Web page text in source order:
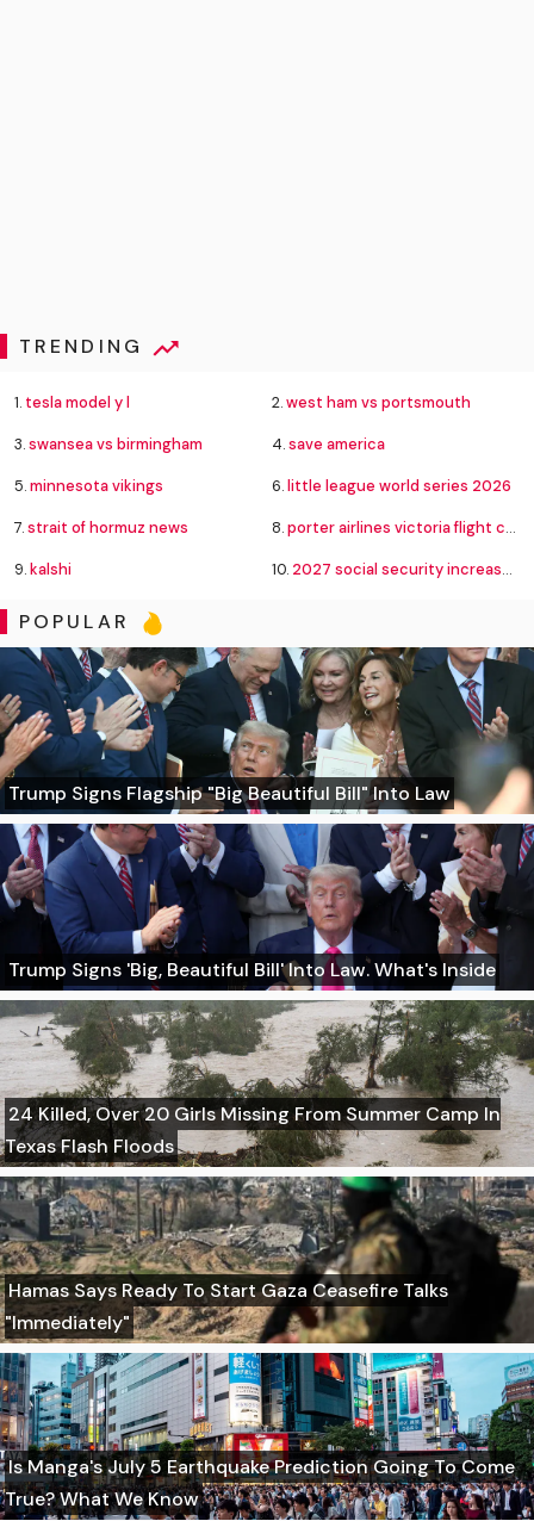
TRENDING
1. tesla model y l 2.west ham vs portsmouth
3.swansea vs birmingham 4.save america
5.minnesota vikings 6.little league world series 2026
7.strait of hormuz news 8.porter airlines victoria flight cancelled
9.kalshi 10. 2027 social security increase forecast
POPULAR
Trump Signs Flagship "Big Beautiful Bill" Into Law
Trump Signs 'Big, Beautiful Bill' Into Law. What's Inside
24 Killed, Over 20 Girls Missing From Summer Camp In
Texas Flash Floods
Hamas Says Ready To Start Gaza Ceasefire Talks
"Immediately"
Is Manga's July 5 Earthquake Prediction Going To Come
True? What We Know